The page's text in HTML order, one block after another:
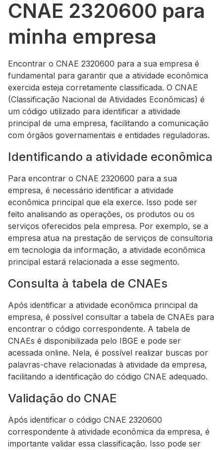
CNAE 2320600 para
minha empresa
Encontrar o CNAE 2320600 para a sua empresa é
fundamental para garantir que a atividade econômica
exercida esteja corretamente classificada. O CNAE
(Classificação Nacional de Atividades Econômicas) é
um código utilizado para identificar a atividade
principal de uma empresa, facilitando a comunicação
com órgãos governamentais e entidades reguladoras.
Identificando a atividade econômica
Para encontrar o CNAE 2320600 para a sua
empresa, é necessário identificar a atividade
econômica principal que ela exerce. Isso pode ser
feito analisando as operações, os produtos ou os
serviços oferecidos pela empresa. Por exemplo, se a
empresa atua na prestação de serviços de consultoria
em tecnologia da informação, a atividade econômica
principal estará relacionada a esse segmento.
Consulta à tabela de CNAEs
Após identificar a atividade econômica principal da
empresa, é possível consultar a tabela de CNAEs para
encontrar o código correspondente. A tabela de
CNAEs é disponibilizada pelo IBGE e pode ser
acessada online. Nela, é possível realizar buscas por
palavras-chave relacionadas à atividade da empresa,
facilitando a identificação do código CNAE adequado.
Validação do CNAE
Após identificar o código CNAE 2320600
correspondente à atividade econômica da empresa, é
importante validar essa classificação. Isso pode ser